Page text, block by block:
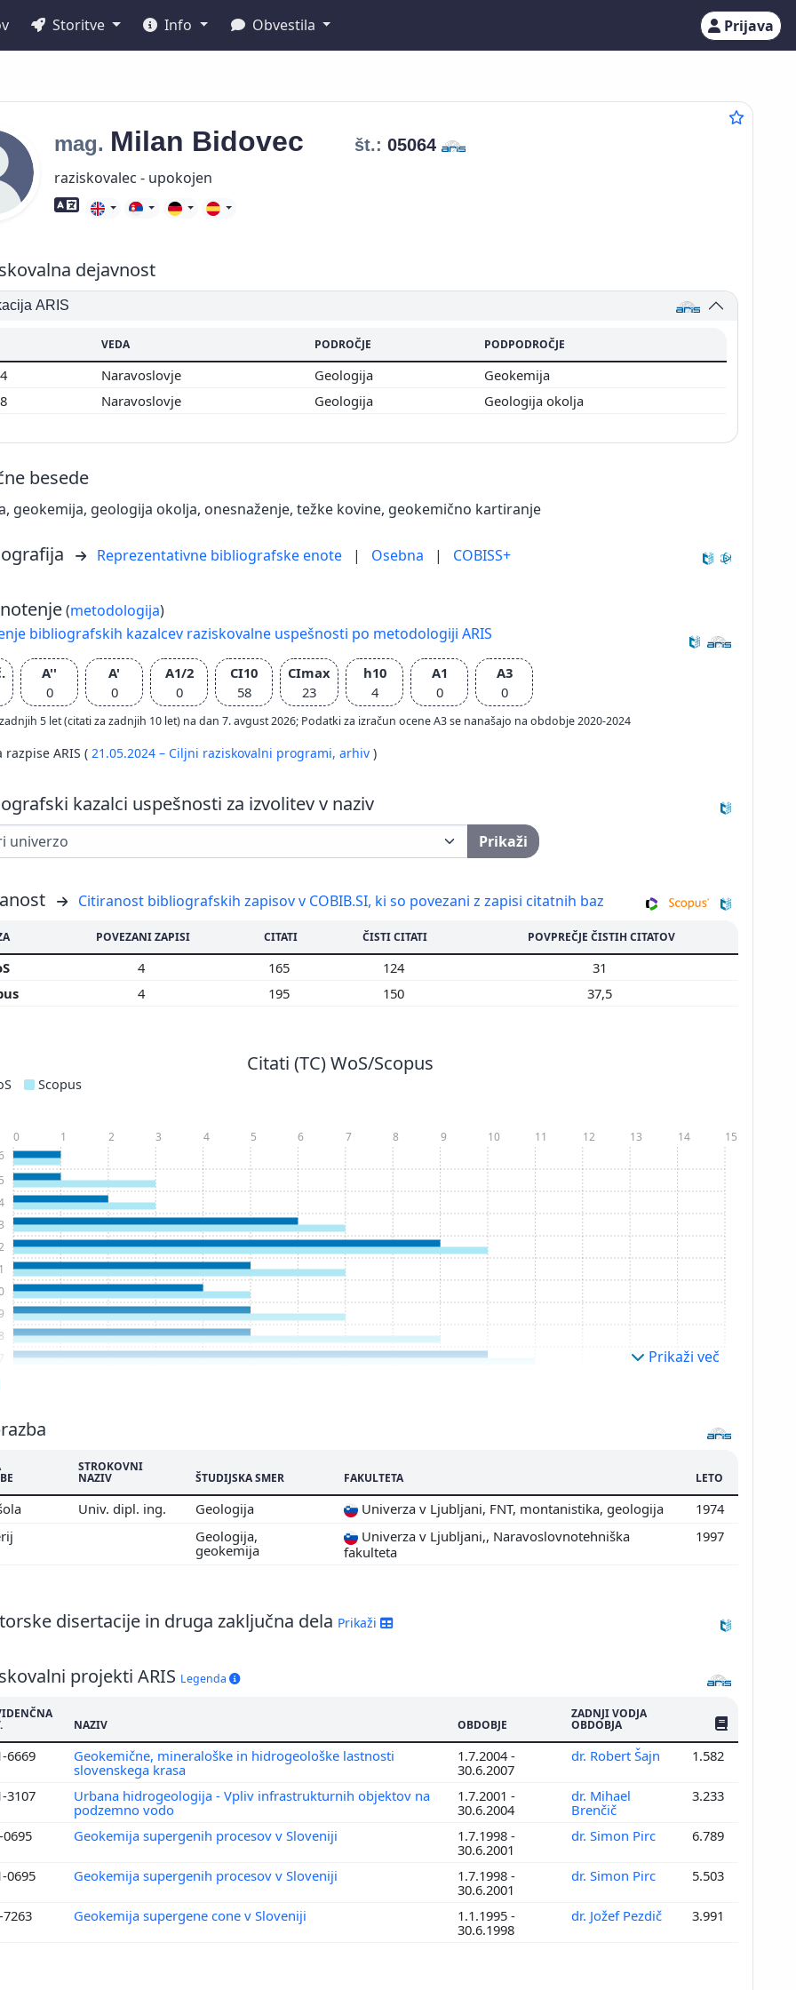
Storitve Info Obvestila Prijava
mag. Milan Bidovec št.: 05064
raziskovalec - upokojen
Znanje tujih jezikov
dejavnost
ARIS
VEDA PODROČJE PODPODROČJE
Naravoslovje Geologija
Geokemija
Naravoslovje Geologija Geologija okolja
besede
geokemija, geologija okolja, onesnaženje, težke kovine, geokemično kartiranje
Reprezentativne bibliografske enote | Osebna | COBISS+
(metodologija)
bibliografskih kazalcev raziskovalne uspešnosti po metodologiji ARIS
A''
0
A'
0
A1/2
0
CI10
58
CImax
23
h10
4
A1
0
A3
0
5 let (citati za zadnjih 10 let) na dan 7. avgust 2026; Podatki za izračun ocene A3 se nanašajo na obdobje 2020-2024
razpise ARIS ( 21.05.2024 – Ciljni raziskovalni programi, arhiv )
kazalci uspešnosti za izvolitev v naziv
Prikaži
Citiranost bibliografskih zapisov v COBIB.SI, ki so povezani z zapisi citatnih baz
POVEZANI ZAPISI CITATI ČISTI CITATI POVPREČJE ČISTIH CITATOV
4 165 124
31
4 195 150 37,5
Citati (TC) WoS/Scopus
Scopus
0 1 2 3 4 5 6 7 8 9 10 11 12 13 14 15
Prikaži več
STROKOVNI
NAZIV ŠTUDIJSKA SMER FAKULTETA LETO
Univ. dipl. ing. Geologija Univerza v Ljubljani, FNT, montanistika, geologija
1974
Geologija,
geokemija
Univerza v Ljubljani,, Naravoslovnotehniška
fakulteta
1997
disertacije in druga zaključna dela Prikaži
projekti ARIS Legenda
NAZIV OBDOBJE
ZADNJI VODJA
OBDOBJA ŠTEV.
6669
Geokemične, mineraloške in hidrogeološke lastnosti
slovenskega krasa
1.7.2004 -
30.6.2007
dr. Robert Šajn 1.582
3107
Urbana hidrogeologija - Vpliv infrastrukturnih objektov na
podzemno vodo
1.7.2001 -
30.6.2004
dr. Mihael
Brenčič
3.233
0695 Geokemija supergenih procesov v Sloveniji
1.7.1998 -
30.6.2001
dr. Simon Pirc 6.789
0695 Geokemija supergenih procesov v Sloveniji
1.7.1998 -
30.6.2001
dr. Simon Pirc 5.503
7263 Geokemija supergene cone v Sloveniji
1.1.1995 -
30.6.1998
dr. Jožef Pezdič 3.991